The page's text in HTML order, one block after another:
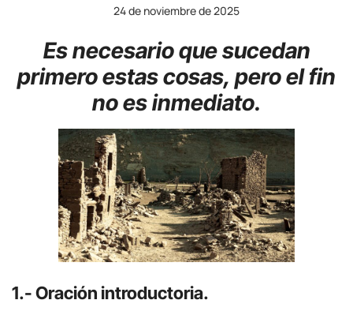
24 de noviembre de 2025
Es necesario que sucedan
primero estas cosas, pero el fin
no es inmediato.
1.- Oración introductoria.